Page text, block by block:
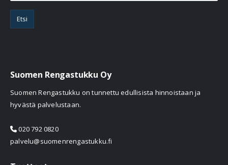
Etsi
Suomen Rengastukku Oy
Suomen Rengastukku on tunnettu edullisista hinnoistaan ja
hyvästä palvelustaan.
020 792 0820
palvelu@suomenrengastukku.fi